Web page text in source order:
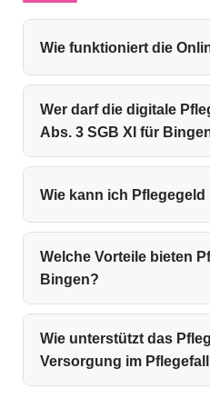
Wie funktioniert die
Wer darf die digitale
Abs. 3 SGB XI für
Wie kann ich Pflegegeld
Welche Vorteile bieten
Bingen?
Wie unterstützt das
Versorgung im